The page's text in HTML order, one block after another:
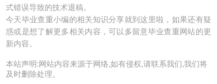
式错误导致的技术退稿。
今天毕业查重小编的相关知识分享就到这里啦，如果还有疑
惑或是想了解更多相关内容，可以多留意毕业查重网站的更
新内容。
本站声明:网站内容来源于网络,如有侵权,请联系我们,我们将
及时删除处理。